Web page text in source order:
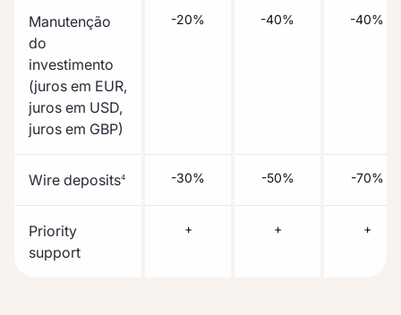
Manutenção
do
investimento
(juros em EUR,
juros em USD,
juros em GBP)
Wire deposits4
Priority
support
-20%
-30%
+
-40%
-50%
+
-40%
-70%
+